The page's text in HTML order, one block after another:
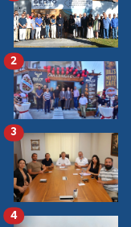
2
3
4